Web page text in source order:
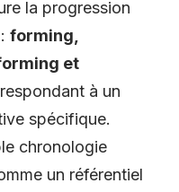
la progression
forming,
et
à un
spécifique.
chronologie
un référentiel